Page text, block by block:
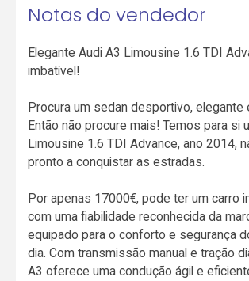
Notas do vendedor
Elegante Audi A3 Limousine 1.6 TDI
imbatível!
Procura um sedan desportivo, elegante
Então não procure mais! Temos para si
Limousine 1.6 TDI Advance, ano 2014,
pronto a conquistar as estradas.
Por apenas 17000€, pode ter um carro
com uma fiabilidade reconhecida da
equipado para o conforto e segurança
dia. Com transmissão manual e tração
A3 oferece uma condução ágil e